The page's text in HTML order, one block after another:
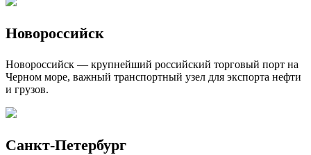
Новороссийск
Новороссийск — крупнейший российский торговый порт на
Черном море, важный транспортный узел для экспорта нефти
и грузов.
Санкт-Петербург